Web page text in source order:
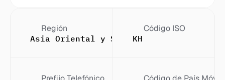
Región
Asia Oriental y Sudeste Asiático
Código ISO
KH